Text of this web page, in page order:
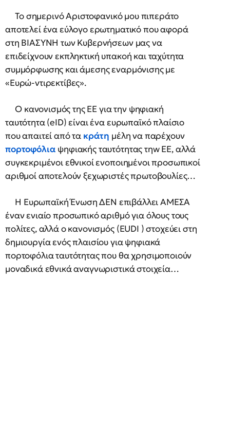
Το σημερινό Αριστοφανικό μου πιπεράτο
αποτελεί ένα εύλογο ερωτηματικό που αφορά
στη ΒΙΑΣΥΝΗ των Κυβερνήσεων μας να
επιδείχνουν εκπληκτική υπακοή και ταχύτητα
συμμόρφωσης και άμεσης εναρμόνισης με
«Ευρώ-ντιρεκτίβες».
Ο κανονισμός της ΕΕ για την ψηφιακή
ταυτότητα (eID) είναι ένα ευρωπαϊκό πλαίσιο
που απαιτεί από τα κράτη μέλη να παρέχουν
πορτοφόλια ψηφιακής ταυτότητας τηw ΕΕ, αλλά
συγκεκριμένοι εθνικοί ενοποιημένοι προσωπικοί
αριθμοί αποτελούν ξεχωριστές πρωτοβουλίες…
Η Ευρωπαϊκή Ένωση ΔΕΝ επιβάλλει ΑΜΕΣΑ
έναν ενιαίο προσωπικό αριθμό για όλους τους
πολίτες, αλλά ο κανονισμός (EUDI ) στοχεύει στη
δημιουργία ενός πλαισίου για ψηφιακά
πορτοφόλια ταυτότητας που θα χρησιμοποιούν
μοναδικά εθνικά αναγνωριστικά στοιχεία…